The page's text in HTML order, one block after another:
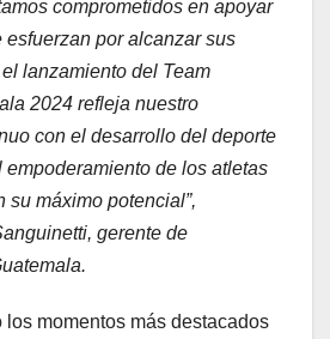
comprometidos en apoyar
esfuerzan por alcanzar sus
lanzamiento del Team
2024 refleja nuestro
con el desarrollo del deporte
empoderamiento de los atletas
su máximo potencial”,
gerente de
los momentos más destacados